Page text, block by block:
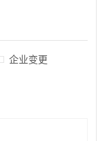
企业变更